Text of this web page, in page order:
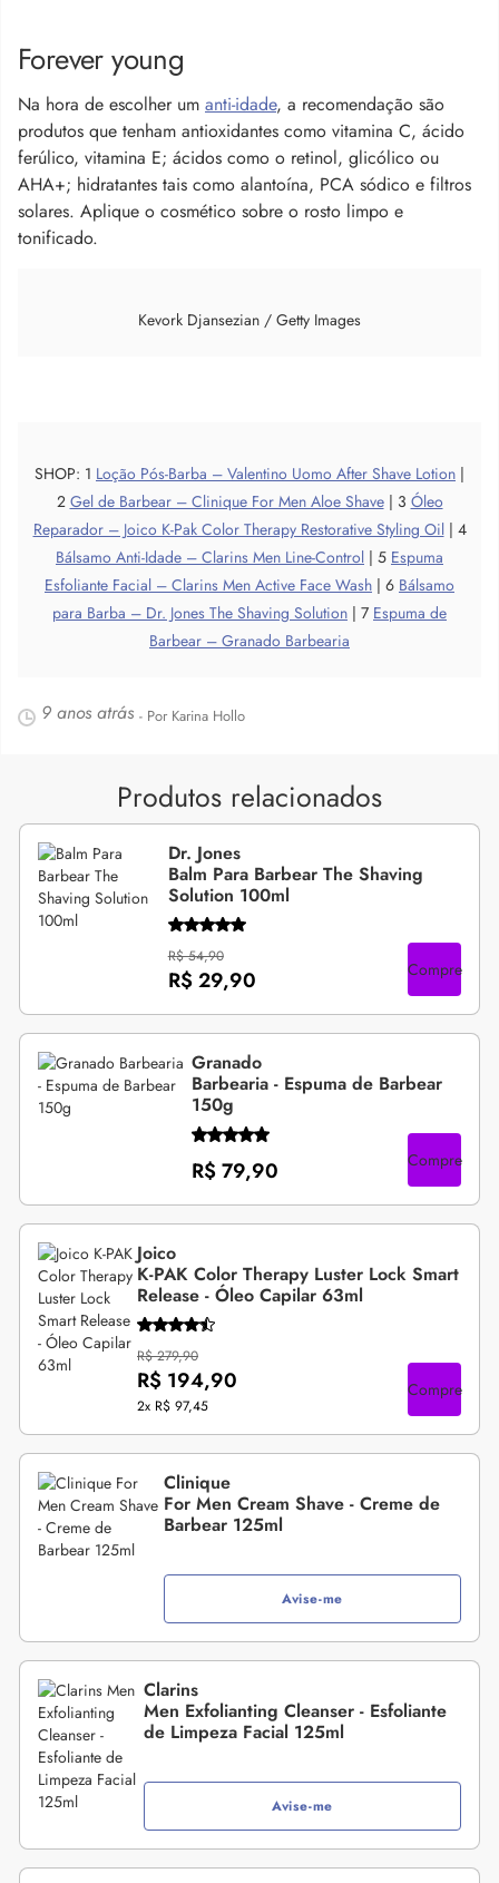
Forever young
Na hora de escolher um anti-idade, a recomendação são
produtos que tenham antioxidantes como vitamina C, ácido
ferúlico, vitamina E; ácidos como o retinol, glicólico ou
AHA+; hidratantes tais como alantoína, PCA sódico e filtros
solares. Aplique o cosmético sobre o rosto limpo e
tonificado.
Kevork Djansezian / Getty Images
SHOP: 1 Loção Pós-Barba – Valentino Uomo After Shave Lotion |
2 Gel de Barbear – Clinique For Men Aloe Shave| 3 Óleo
Reparador – Joico K-Pak Color Therapy Restorative Styling Oil| 4
Bálsamo Anti-Idade – Clarins Men Line-Control | 5 Espuma
Esfoliante Facial – Clarins Men Active Face Wash | 6 Bálsamo
para Barba – Dr. Jones The Shaving Solution | 7 Espuma de
Barbear – Granado Barbearia
9 anos atrás - Por Karina Hollo
Produtos relacionados
Dr. Jones
Balm Para Barbear The Shaving
Solution 100ml
R$ 54,90
R$ 29,90 Compre
Granado
Barbearia - Espuma de Barbear
150g
R$ 79,90 Compre
Joico
K-PAK Color Therapy Luster Lock Smart
Release - Óleo Capilar 63ml
R$ 279,90
R$ 194,90
2x R$ 97,45
Compre
Clinique
For Men Cream Shave - Creme de
Barbear 125ml
Avise-me
Clarins
Men Exfolianting Cleanser - Esfoliante
de Limpeza Facial 125ml
Avise-me